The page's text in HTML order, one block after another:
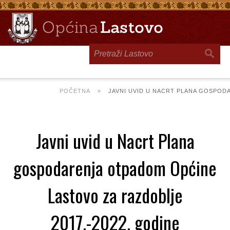
POČETNA » JAVNI UVID U NACRT PLANA
Javni uvid u Nacrt Plana
gospodarenja otpadom Općine
Lastovo za razdoblje
2017.-2022. godine